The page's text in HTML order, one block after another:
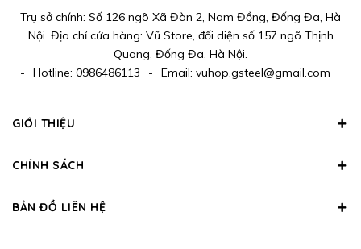
Trụ sở chính: Số 126 ngõ Xã Đàn 2, Nam Đồng, Đống Đa, Hà
Nội. Địa chỉ cửa hàng: Vũ Store, đối diện số 157 ngõ Thịnh
Quang, Đống Đa, Hà Nội.
-
Hotline: 0986486113 - Email: vuhop.gsteel@gmail.com
GIỚI THIỆU
CHÍNH SÁCH
BẢN ĐỒ LIÊN HỆ